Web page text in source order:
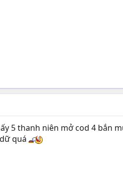
5 thanh niên mở cod 4 bắn
quá